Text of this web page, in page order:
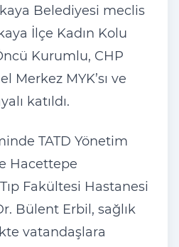
Belediyesi meclis
İlçe Kadın Kolu
Kurumlu, CHP
Merkez MYK’sı ve
ı katıldı.
TATD Yönetim
Hacettepe
ıp Fakültesi Hastanesi
Bülent Erbil, sağlık
vatandaşlara